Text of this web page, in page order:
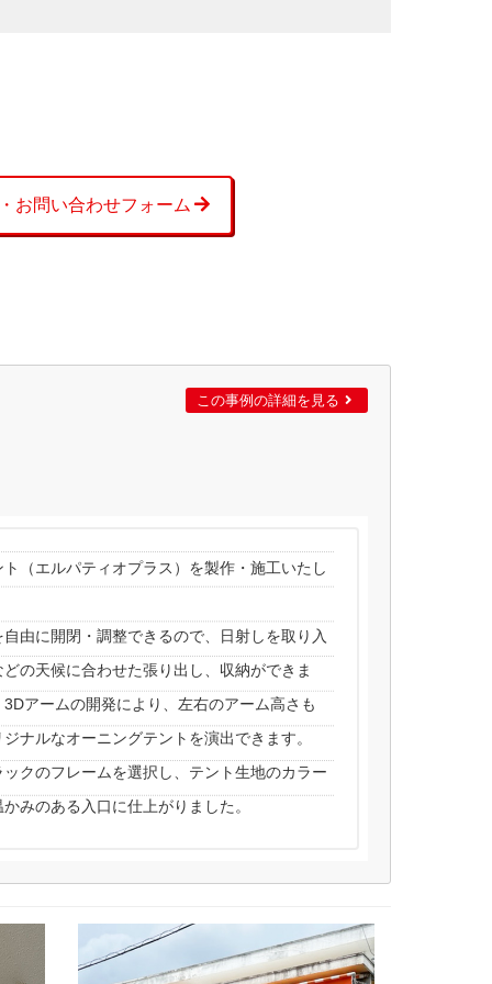
お問い合わせフォーム
この事例の詳細を見る
（エルパティオプラス）を製作・施工いたし
由に開閉・調整できるので、日射しを取り入
の天候に合わせた張り出し、収納ができま
アームの開発により、左右のアーム高さも
ナルなオーニングテントを演出できます。
クのフレームを選択し、テント生地のカラー
みのある入口に仕上がりました。